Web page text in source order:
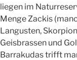
liegen im
Menge Zackis
Langusten,
Geisbrassen und
Barrakudas trifft